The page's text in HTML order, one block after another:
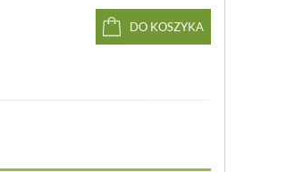
DO KOSZYKA